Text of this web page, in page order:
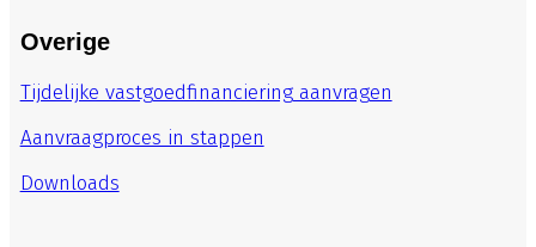
Overige
Tijdelijke vastgoedfinanciering aanvragen
Aanvraagproces in stappen
Downloads